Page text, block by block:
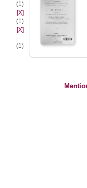
(1)
[X]
(1)
[X]
(1)